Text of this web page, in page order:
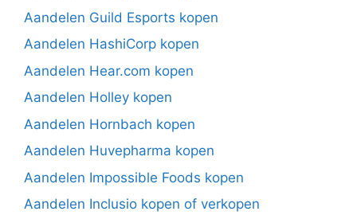
Aandelen Guild Esports kopen
Aandelen HashiCorp kopen
Aandelen Hear.com kopen
Aandelen Holley kopen
Aandelen Hornbach kopen
Aandelen Huvepharma kopen
Aandelen Impossible Foods kopen
Aandelen Inclusio kopen of verkopen